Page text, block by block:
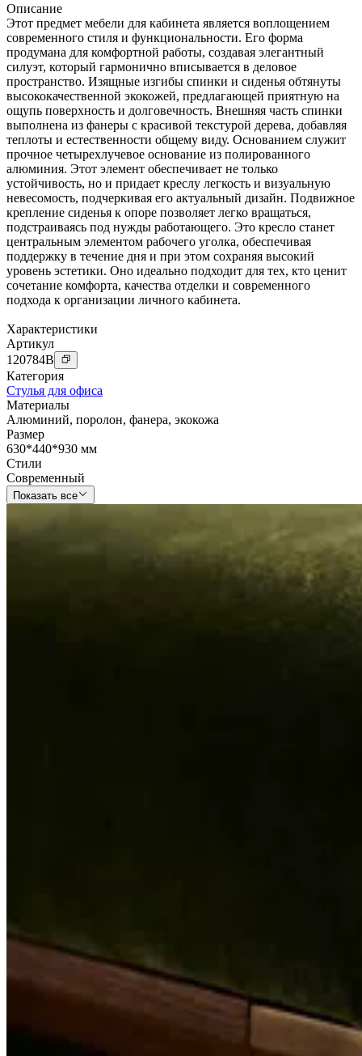
Описание
Этот предмет мебели для кабинета является воплощением
современного стиля и функциональности. Его форма
продумана для комфортной работы, создавая элегантный
силуэт, который гармонично вписывается в деловое
пространство. Изящные изгибы спинки и сиденья обтянуты
высококачественной экокожей, предлагающей приятную на
ощупь поверхность и долговечность. Внешняя часть спинки
выполнена из фанеры с красивой текстурой дерева, добавляя
теплоты и естественности общему виду. Основанием служит
прочное четырехлучевое основание из полированного
алюминия. Этот элемент обеспечивает не только
устойчивость, но и придает креслу легкость и визуальную
невесомость, подчеркивая его актуальный дизайн. Подвижное
крепление сиденья к опоре позволяет легко вращаться,
подстраиваясь под нужды работающего. Это кресло станет
центральным элементом рабочего уголка, обеспечивая
поддержку в течение дня и при этом сохраняя высокий
уровень эстетики. Оно идеально подходит для тех, кто ценит
сочетание комфорта, качества отделки и современного
подхода к организации личного кабинета.
Характеристики
Артикул
120784B
Категория
Стулья для офиса
Материалы
Алюминий, поролон, фанера, экокожа
Размер
630*440*930 мм
Стили
Современный
Показать все